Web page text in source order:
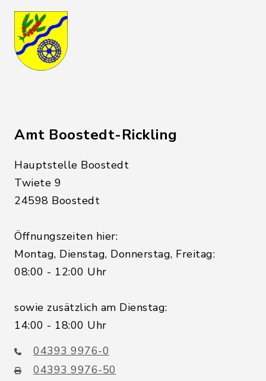
Amt Boostedt-Rickling
Hauptstelle Boostedt
Twiete 9
24598 Boostedt
Öffnungszeiten hier:
Montag, Dienstag, Donnerstag, Freitag:
08:00 - 12:00 Uhr
sowie zusätzlich am Dienstag:
14:00 - 18:00 Uhr
04393 9976-0
04393 9976-50